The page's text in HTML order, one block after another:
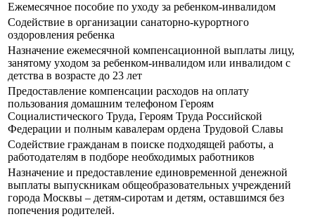
Ежемесячное пособие по уходу за ребенком-инвалидом
Содействие в организации санаторно-курортного
оздоровления ребенка
Назначение ежемесячной компенсационной выплаты лицу,
занятому уходом за ребенком-инвалидом или инвалидом с
детства в возрасте до 23 лет
Предоставление компенсации расходов на оплату
пользования домашним телефоном Героям
Социалистического Труда, Героям Труда Российской
Федерации и полным кавалерам ордена Трудовой Славы
Содействие гражданам в поиске подходящей работы, а
работодателям в подборе необходимых работников
Назначение и предоставление единовременной денежной
выплаты выпускникам общеобразовательных учреждений
города Москвы – детям-сиротам и детям, оставшимся без
попечения родителей.